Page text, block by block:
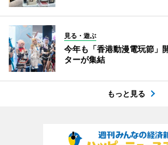
見る・遊ぶ
今年も「香港動漫電玩節
ターが集結
もっと見る